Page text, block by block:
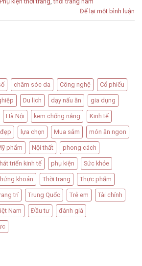
Để lại một bình luận
chăm sóc da Công nghệ Cổ phiếu
Du lịch dạy nấu ăn gia dụng
Hà Nội kem chống nắng Kinh tế
lựa chọn Mua sắm món ăn ngon
phẩm Nội thất phong cách
triển kinh tế phụ kiện Sức khỏe
khoán Thời trang Thực phẩm
trí Trung Quốc Trẻ em Tài chính
Nam Đầu tư đánh giá